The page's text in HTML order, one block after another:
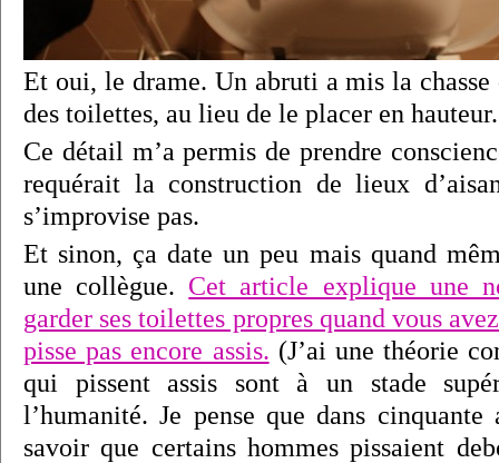
Et oui, le drame. Un abruti a mis la chasse
des toilettes, au lieu de le placer en hauteur.
Ce détail m’a permis de prendre
requérait la construction de lieux
s’improvise pas.
Et sinon, ça date un peu mais quand
une collègue. Cet article explique une
garder ses toilettes propres quand vous
pisse pas encore assis. (J’ai une théorie
qui pissent assis sont à un stade
l’humanité. Je pense que dans
savoir que certains hommes pissaient